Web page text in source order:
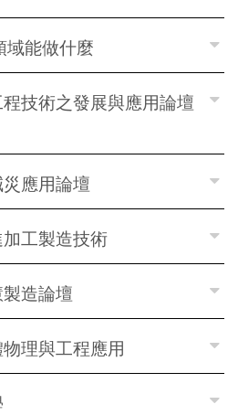
域能做什麼
技術之發展與應用論壇
應用論壇
工製造技術
造論壇
理與工程應用